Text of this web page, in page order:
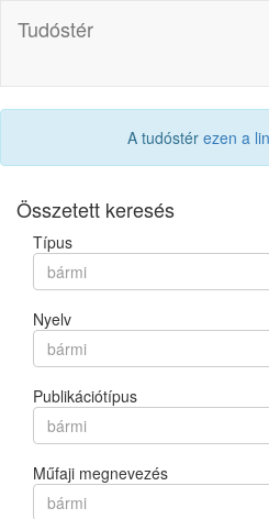
Tudóstér
A tudóstér ezen a
Összetett keresés
Típus
bármi
Nyelv
bármi
Publikációtípus
bármi
Műfaji megnevezés
bármi